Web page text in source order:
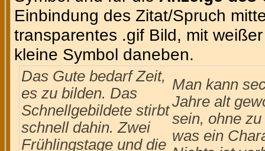
Einbindung des Zitat/Spruch
transparentes .gif Bild, mit
kleine Symbol daneben.
Das Gute bedarf Zeit,
es zu bilden. Das
Schnellgebildete stirbt
schnell dahin. Zwei
Frühlingstage und die
Man kann
Jahre alt
sein, ohne zu
was ein